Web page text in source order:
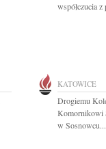
współczucia
KATOWICE
Drogiemu
Komornikowi
w Sosnowcu...